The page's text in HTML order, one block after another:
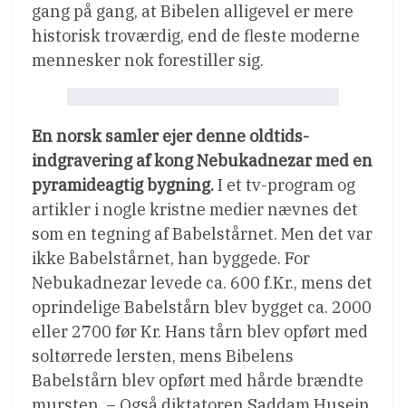
gang på gang, at Bibelen alligevel er mere
historisk troværdig, end de fleste moderne
mennesker nok forestiller sig.
En norsk samler ejer denne oldtids-
indgravering af kong Nebukadnezar med en
pyramideagtig bygning.I et tv-program og
artikler i nogle kristne medier nævnes det
som en tegning af Babelstårnet. Men det var
ikke Babelstårnet, han byggede. For
Nebukadnezar levede ca. 600 f.Kr., mens det
oprindelige Babelstårn blev bygget ca. 2000
eller 2700 før Kr. Hans tårn blev opført med
soltørrede lersten, mens Bibelens
Babelstårn blev opført med hårde brændte